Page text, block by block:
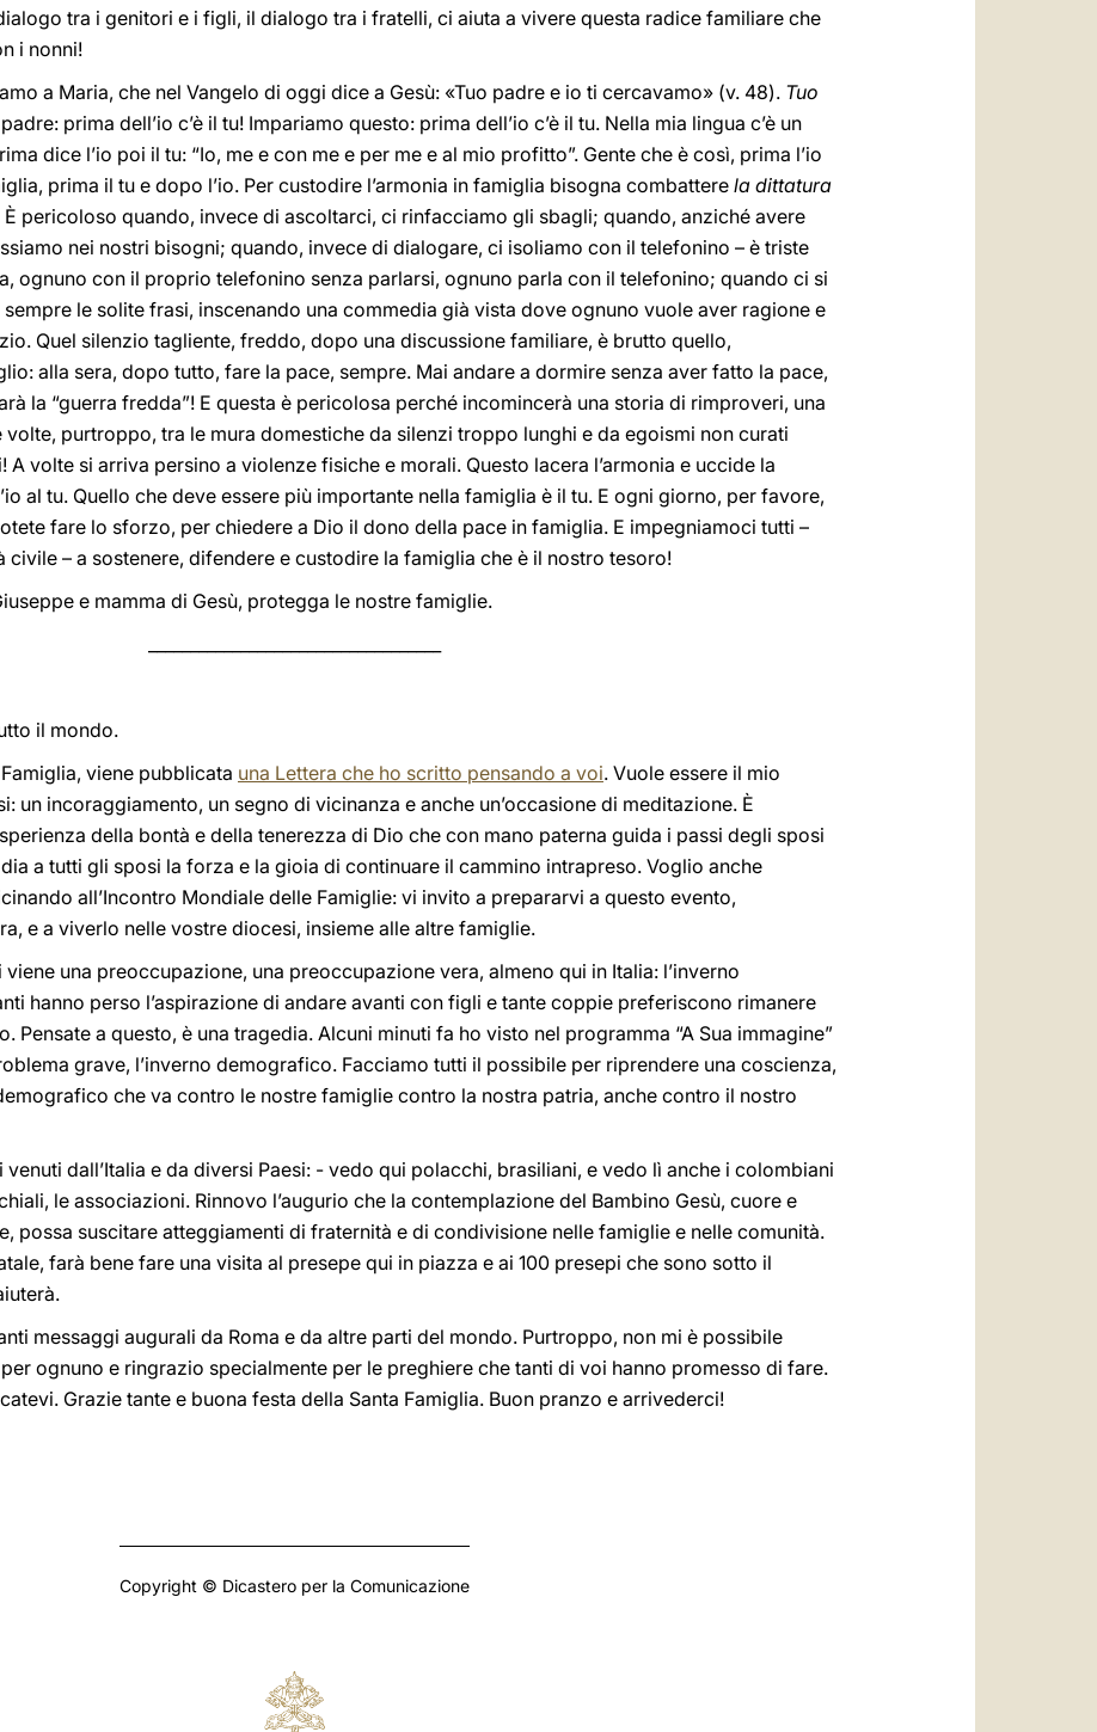
tra i genitori e i figli, il dialogo tra i fratelli, ci aiuta a vivere questa radice familiare che
i nonni!
a Maria, che nel Vangelo di oggi dice a Gesù: «Tuo padre e io ti cercavamo» (v. 48). Tuo
padre: prima dell’io c’è il tu! Impariamo questo: prima dell’io c’è il tu. Nella mia lingua c’è un
dice l’io poi il tu: “Io, me e con me e per me e al mio profitto”. Gente che è così, prima l’io
prima il tu e dopo l’io. Per custodire l’armonia in famiglia bisogna combattere la dittatura
È pericoloso quando, invece di ascoltarci, ci rinfacciamo gli sbagli; quando, anziché avere
nei nostri bisogni; quando, invece di dialogare, ci isoliamo con il telefonino – è triste
ognuno con il proprio telefonino senza parlarsi, ognuno parla con il telefonino; quando ci si
le solite frasi, inscenando una commedia già vista dove ognuno vuole aver ragione e
Quel silenzio tagliente, freddo, dopo una discussione familiare, è brutto quello,
alla sera, dopo tutto, fare la pace, sempre. Mai andare a dormire senza aver fatto la pace,
la “guerra fredda”! E questa è pericolosa perché incomincerà una storia di rimproveri, una
volte, purtroppo, tra le mura domestiche da silenzi troppo lunghi e da egoismi non curati
volte si arriva persino a violenze fisiche e morali. Questo lacera l’armonia e uccide la
al tu. Quello che deve essere più importante nella famiglia è il tu. E ogni giorno, per favore,
fare lo sforzo, per chiedere a Dio il dono della pace in famiglia. E impegniamoci tutti –
civile – a sostenere, difendere e custodire la famiglia che è il nostro tesoro!
e mamma di Gesù, protegga le nostre famiglie.
il mondo.
viene pubblicata una Lettera che ho scritto pensando a voi. Vuole essere il mio
un incoraggiamento, un segno di vicinanza e anche un’occasione di meditazione. È
della bontà e della tenerezza di Dio che con mano paterna guida i passi degli sposi
a tutti gli sposi la forza e la gioia di continuare il cammino intrapreso. Voglio anche
all’Incontro Mondiale delle Famiglie: vi invito a prepararvi a questo evento,
e a viverlo nelle vostre diocesi, insieme alle altre famiglie.
una preoccupazione, una preoccupazione vera, almeno qui in Italia: l’inverno
hanno perso l’aspirazione di andare avanti con figli e tante coppie preferiscono rimanere
Pensate a questo, è una tragedia. Alcuni minuti fa ho visto nel programma “A Sua immagine”
grave, l’inverno demografico. Facciamo tutti il possibile per riprendere una coscienza,
che va contro le nostre famiglie contro la nostra patria, anche contro il nostro
dall’Italia e da diversi Paesi: - vedo qui polacchi, brasiliani, e vedo lì anche i colombiani
le associazioni. Rinnovo l’augurio che la contemplazione del Bambino Gesù, cuore e
possa suscitare atteggiamenti di fraternità e di condivisione nelle famiglie e nelle comunità.
farà bene fare una visita al presepe qui in piazza e ai 100 presepi che sono sotto il
messaggi augurali da Roma e da altre parti del mondo. Purtroppo, non mi è possibile
ognuno e ringrazio specialmente per le preghiere che tanti di voi hanno promesso di fare.
Grazie tante e buona festa della Santa Famiglia. Buon pranzo e arrivederci!
Copyright © Dicastero per la Comunicazione